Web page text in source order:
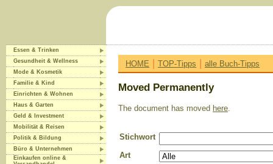
Essen & Trinken
Gesundheit & Wellness
Mode & Kosmetik
Familie & Kind
Einrichten & Wohnen
Haus & Garten
Geld & Investment
Mobilität & Reisen
Politik & Bildung
Büro & Unternehmen
Einkaufen online &
HOME | TOP-Tipps | alle Buch-Tipps
Moved Permanently
The document has moved here.
Stichwort
Art